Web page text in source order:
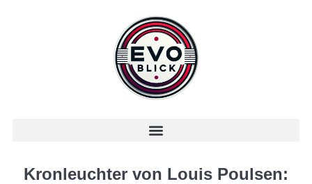
Kronleuchter von Louis Poulsen: